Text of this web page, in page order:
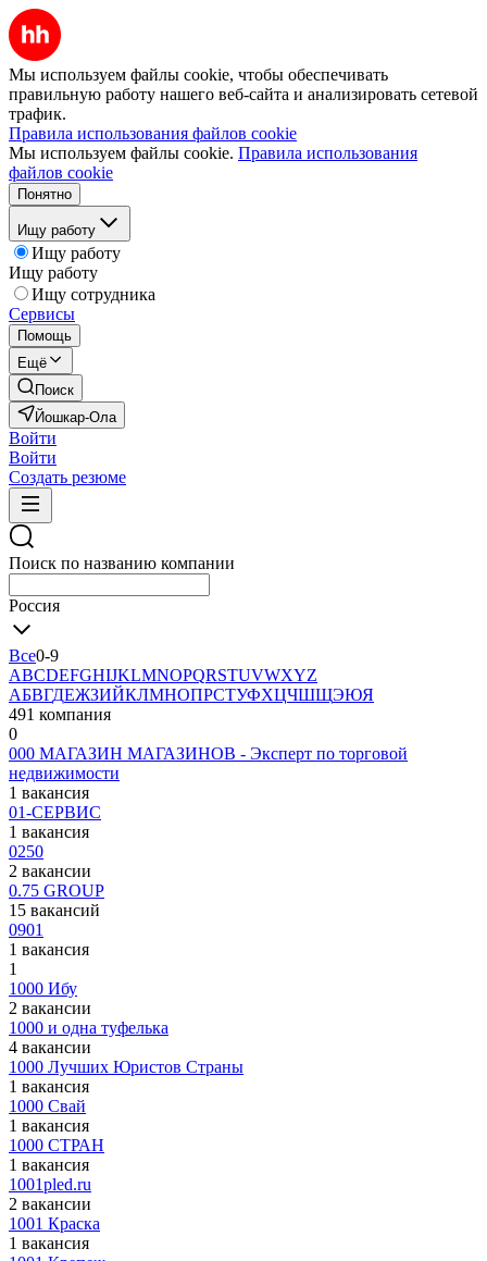
Мы используем файлы cookie, чтобы обеспечивать
правильную работу нашего веб-сайта и анализировать сетевой
трафик.
Правила использования файлов cookie
Мы используем файлы cookie. Правила использования
файлов cookie
Понятно
Ищу работу
Ищу работу
Ищу работу
Ищу сотрудника
Сервисы
Помощь
Ещё
Поиск
Йошкар-Ола
Войти
Войти
Создать резюме
Поиск по названию компании
Россия
Все0-9
ABCDEFGHIJKLMNOPQRSTUVWXYZ
АБВГДЕЖЗИЙКЛМНОПРСТУФХЦЧШЩЭЮЯ
491 компания
0
000 МАГАЗИН МАГАЗИНОВ - Эксперт по торговой
недвижимости
1 вакансия
01-СЕРВИС
1 вакансия
0250
2 вакансии
0.75 GROUP
15 вакансий
0901
1 вакансия
1
1000 Ибу
2 вакансии
1000 и одна туфелька
4 вакансии
1000 Лучших Юристов Страны
1 вакансия
1000 Свай
1 вакансия
1000 СТРАН
1 вакансия
1001pled.ru
2 вакансии
1001 Краска
1 вакансия